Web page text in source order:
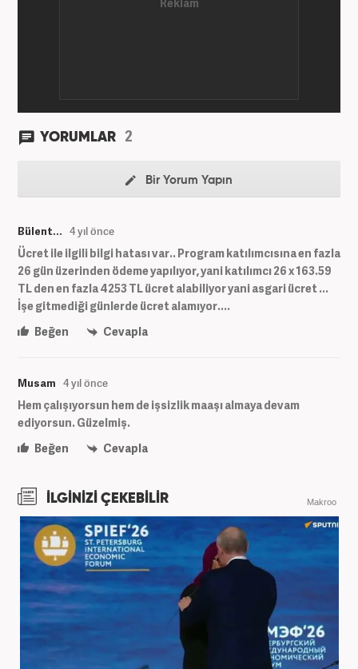
YORUMLAR 2
Bir Yorum Yapın
Bülent... 4 yıl önce
Ücret ile ilgili bilgi hatası var.. Program katılımcısına en fazla
26 gün üzerinden ödeme yapılıyor, yani katılımcı 26 x 163.59
TL den en fazla 4253 TL ücret alabiliyor yani asgari ücret ...
İşe gitmediği günlerde ücret alamıyor....
Beğen
Cevapla
Musam 4 yıl önce
Hem çalışıyorsun hem de işsizlik maaşı almaya devam
ediyorsun. Güzelmiş.
Beğen
Cevapla
İLGİNİZİ ÇEKEBİLİR Makroo